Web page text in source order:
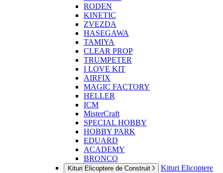
RODEN
KINETIC
ZVEZDA
HASEGAWA
TAMIYA
CLEAR PROP
TRUMPETER
I LOVE KIT
AIRFIX
MAGIC FACTORY
HELLER
ICM
MisterCraft
SPECIAL HOBBY
HOBBY PARK
EDUARD
ACADEMY
BRONCO
Kituri Elicoptere de Construit
Kituri Elicoptere